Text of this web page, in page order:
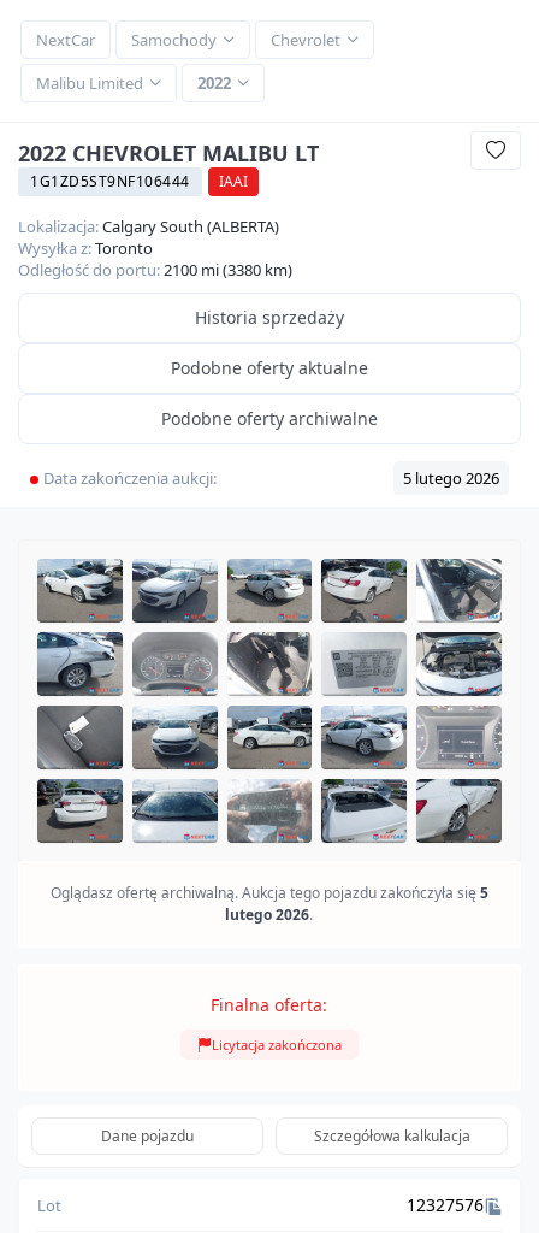
NextCar Samochody
Chevrolet
Malibu Limited
2022
2022 CHEVROLET MALIBU LT
1G1ZD5ST9NF106444 IAAI
Lokalizacja:Calgary South (ALBERTA)
Wysyłka z:Toronto
Odległość do portu:2100 mi (3380 km)
Historia sprzedaży
Podobne oferty aktualne
Podobne oferty archiwalne
Data zakończenia aukcji: 5 lutego 2026
Oglądasz ofertę archiwalną. Aukcja tego pojazdu zakończyła się 5
lutego 2026.
Finalna oferta:
Licytacja zakończona
Dane pojazdu Szczegółowa kalkulacja
Lot 12327576